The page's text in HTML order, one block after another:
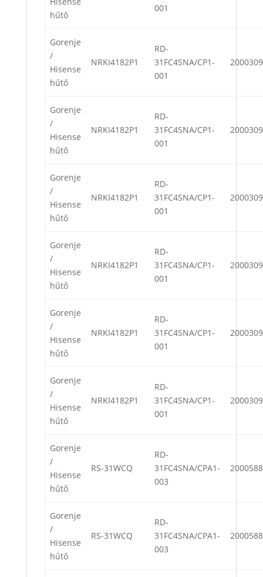
hűtő
001
Gorenje
/
Hisense
hűtő
NRKI4182P1
RD-
31FC4SNA/CP1-
001
Gorenje
/
Hisense
hűtő
NRKI4182P1
RD-
31FC4SNA/CP1-
001
Gorenje
/
Hisense
hűtő
NRKI4182P1
RD-
31FC4SNA/CP1-
001
Gorenje
/
Hisense
hűtő
NRKI4182P1
RD-
31FC4SNA/CP1-
001
Gorenje
/
Hisense
hűtő
NRKI4182P1
RD-
31FC4SNA/CP1-
001
Gorenje
/
Hisense
hűtő
NRKI4182P1
RD-
31FC4SNA/CP1-
001
Gorenje
/
Hisense
hűtő
RS-31WCQ
RD-
31FC4SNA/CPA1-
003
Gorenje
/
Hisense
hűtő
RS-31WCQ
RD-
31FC4SNA/CPA1-
003